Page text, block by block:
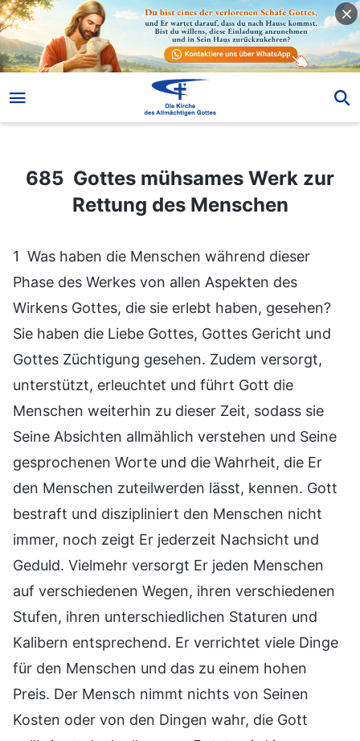
685 Gottes mühsames Werk zur
Rettung des Menschen
1 Was haben die Menschen während dieser
Phase des Werkes von allen Aspekten des
Wirkens Gottes, die sie erlebt haben, gesehen?
Sie haben die Liebe Gottes, Gottes Gericht und
Gottes Züchtigung gesehen. Zudem versorgt,
unterstützt, erleuchtet und führt Gott die
Menschen weiterhin zu dieser Zeit, sodass sie
Seine Absichten allmählich verstehen und Seine
gesprochenen Worte und die Wahrheit, die Er
den Menschen zuteilwerden lässt, kennen. Gott
bestraft und diszipliniert den Menschen nicht
immer, noch zeigt Er jederzeit Nachsicht und
Geduld. Vielmehr versorgt Er jeden Menschen
auf verschiedenen Wegen, ihren verschiedenen
Stufen, ihren unterschiedlichen Staturen und
Kalibern entsprechend. Er verrichtet viele Dinge
für den Menschen und das zu einem hohen
Preis. Der Mensch nimmt nichts von Seinen
Kosten oder von den Dingen wahr, die Gott